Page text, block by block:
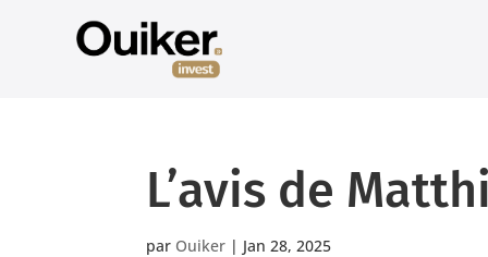
L’avis de
par Ouiker | Jan 28, 2025